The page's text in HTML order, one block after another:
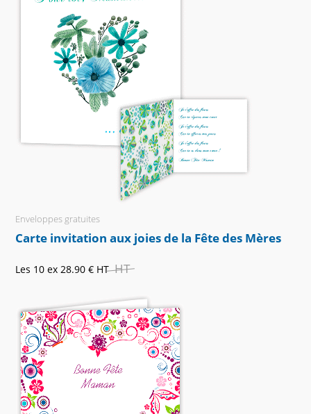
Enveloppes gratuites
Carte invitation aux joies de la Fête des Mères
Les 10 ex 28.90 € HT HT